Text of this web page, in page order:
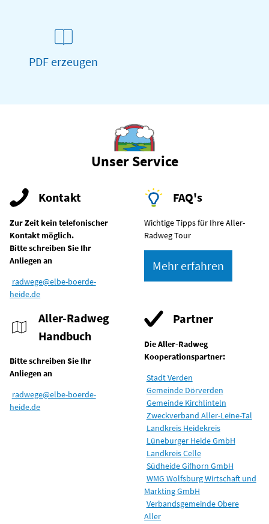
PDF erzeugen
Unser Service
Kontakt
Zur Zeit kein telefonischer
Kontakt möglich.
Bitte schreiben Sie Ihr
Anliegen an
radwege@elbe-boerde-
heide.de
FAQ's
Wichtige Tipps für Ihre Aller-
Radweg Tour
Mehr erfahren
Aller-Radweg
Handbuch
Bitte schreiben Sie Ihr
Anliegen an
radwege@elbe-boerde-
heide.de
Partner
Die Aller-Radweg
Kooperationspartner:
Stadt Verden
Gemeinde Dörverden
Gemeinde Kirchlinteln
Zweckverband Aller-Leine-Tal
Landkreis Heidekreis
Lüneburger Heide GmbH
Landkreis Celle
Südheide Gifhorn GmbH
WMG Wolfsburg Wirtschaft und
Markting GmbH
Verbandsgemeinde Obere
Aller